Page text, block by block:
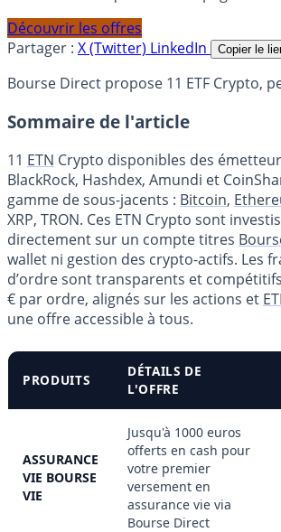
Découvrir les offres
Partager : X (Twitter) LinkedIn Copier le
Bourse Direct propose 11 ETF Crypto,
Sommaire de l'article
11 ETN Crypto disponibles des
BlackRock, Hashdex, Amundi et
gamme de sous-jacents : Bitcoin,
XRP, TRON. Ces ETN Crypto sont
directement sur un compte titres
wallet ni gestion des crypto-actifs. Les
d’ordre sont transparents et
€ par ordre, alignés sur les actions et
une offre accessible à tous.
PRODUITS
DÉTAILS DE
L'OFFRE
ASSURANCE
VIE BOURSE
VIE
Jusqu'à 1000 euros
offerts en cash pour
votre premier
versement en
assurance vie via
Bourse Direct